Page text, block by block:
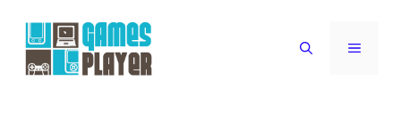
contenuto
MENU